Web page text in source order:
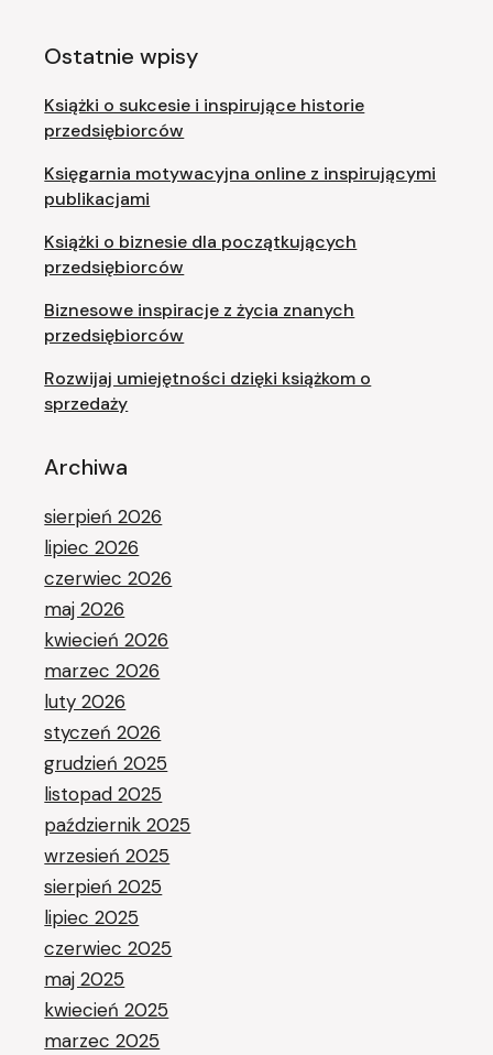
Ostatnie wpisy
Książki o sukcesie i inspirujące historie
przedsiębiorców
Księgarnia motywacyjna online z inspirującymi
publikacjami
Książki o biznesie dla początkujących
przedsiębiorców
Biznesowe inspiracje z życia znanych
przedsiębiorców
Rozwijaj umiejętności dzięki książkom o
sprzedaży
Archiwa
sierpień 2026
lipiec 2026
czerwiec 2026
maj 2026
kwiecień 2026
marzec 2026
luty 2026
styczeń 2026
grudzień 2025
listopad 2025
październik 2025
wrzesień 2025
sierpień 2025
lipiec 2025
czerwiec 2025
maj 2025
kwiecień 2025
marzec 2025